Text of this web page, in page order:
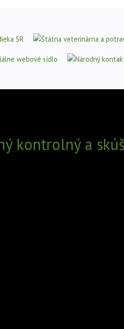
kontrolný a